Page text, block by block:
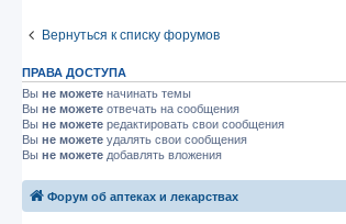
Вернуться к списку форумов
ПРАВА ДОСТУПА
Вы не можете начинать темы
Вы не можете отвечать на сообщения
Вы не можете редактировать свои сообщения
Вы не можете удалять свои сообщения
Вы не можете добавлять вложения
Форум об аптеках и лекарствах